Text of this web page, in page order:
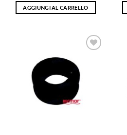
AGGIUNGI AL CARRELLO
AJOUTER
À LA
LISTE
D’ENVIES